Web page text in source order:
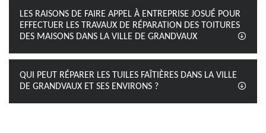
LES RAISONS DE FAIRE APPEL À ENTREPRISE JOSUÉ POUR
EFFECTUER LES TRAVAUX DE RÉPARATION DES TOITURES
DES MAISONS DANS LA VILLE DE GRANDVAUX
QUI PEUT RÉPARER LES TUILES FAÎTIÈRES DANS LA VILLE
DE GRANDVAUX ET SES ENVIRONS ?